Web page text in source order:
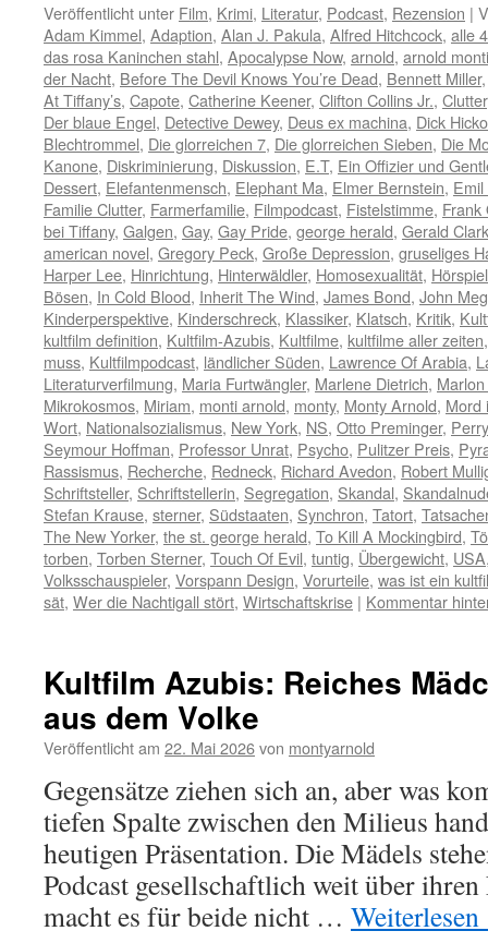
Veröffentlicht unter Film, Krimi, Literatur, Podcast, Rezension |
Adam Kimmel, Adaption, Alan J. Pakula, Alfred Hitchcock, alle
das rosa Kaninchen stahl, Apocalypse Now, arnold, arnold monti
der Nacht, Before The Devil Knows You’re Dead, Bennett Miller
At Tiffany’s, Capote, Catherine Keener, Clifton Collins Jr., Clutter
Der blaue Engel, Detective Dewey, Deus ex machina, Dick
Blechtrommel, Die glorreichen 7, Die glorreichen Sieben, Die
Kanone, Diskriminierung, Diskussion, E.T, Ein Offizier und
Dessert, Elefantenmensch, Elephant Ma, Elmer Bernstein,
Familie Clutter, Farmerfamilie, Filmpodcast, Fistelstimme, Frank
bei Tiffany, Galgen, Gay, Gay Pride, george herald, Gerald
american novel, Gregory Peck, Große Depression, gruseliges
Harper Lee, Hinrichtung, Hinterwäldler, Homosexualität, Hörspiel
Bösen, In Cold Blood, Inherit The Wind, James Bond, John
Kinderperspektive, Kinderschreck, Klassiker, Klatsch, Kritik,
kultfilm definition, Kultfilm-Azubis, Kultfilme, kultfilme aller zeiten
muss, Kultfilmpodcast, ländlicher Süden, Lawrence Of Arabia,
Literaturverfilmung, Maria Furtwängler, Marlene Dietrich,
Mikrokosmos, Miriam, monti arnold, monty, Monty Arnold, Mord
Wort, Nationalsozialismus, New York, NS, Otto Preminger,
Seymour Hoffman, Professor Unrat, Psycho, Pulitzer Preis,
Rassismus, Recherche, Redneck, Richard Avedon, Robert
Schriftsteller, Schriftstellerin, Segregation, Skandal,
Stefan Krause, sterner, Südstaaten, Synchron, Tatort,
The New Yorker, the st. george herald, To Kill A Mockingbird,
torben, Torben Sterner, Touch Of Evil, tuntig, Übergewicht, USA
Volksschauspieler, Vorspann Design, Vorurteile, was ist ein
sät, Wer die Nachtigall stört, Wirtschaftskrise | Kommentar
Kultfilm Azubis: Reiches
aus dem Volke
Veröffentlicht am 22. Mai 2026von montyarnold
Gegensätze ziehen sich an, aber was
tiefen Spalte zwischen den Milieus
heutigen Präsentation. Die Mädels
Podcast gesellschaftlich weit über
macht es für beide nicht … Weiterlesen